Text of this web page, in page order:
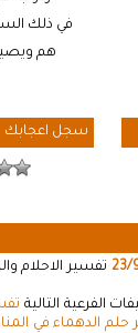
في ذلك
هم
سجل اعجابك
23/ تفسير الاحلام
الفرعية التالية
حلم الدهماء في